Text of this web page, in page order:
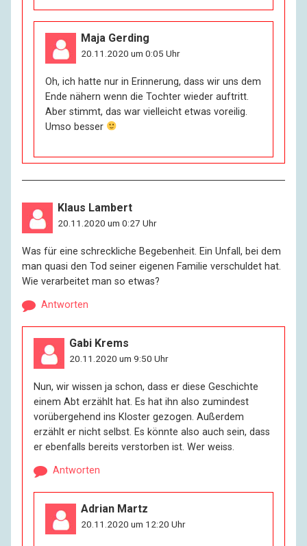
Maja Gerding
20.11.2020 um 0:05 Uhr
Oh, ich hatte nur in Erinnerung, dass wir uns dem
Ende nähern wenn die Tochter wieder auftritt.
Aber stimmt, das war vielleicht etwas voreilig.
Umso besser
Klaus Lambert
20.11.2020 um 0:27 Uhr
Was für eine schreckliche Begebenheit. Ein Unfall, bei dem
man quasi den Tod seiner eigenen Familie verschuldet hat.
Wie verarbeitet man so etwas?
Antworten
Gabi Krems
20.11.2020 um 9:50 Uhr
Nun, wir wissen ja schon, dass er diese Geschichte
einem Abt erzählt hat. Es hat ihn also zumindest
vorübergehend ins Kloster gezogen. Außerdem
erzählt er nicht selbst. Es könnte also auch sein, dass
er ebenfalls bereits verstorben ist. Wer weiss.
Antworten
Adrian Martz
20.11.2020 um 12:20 Uhr